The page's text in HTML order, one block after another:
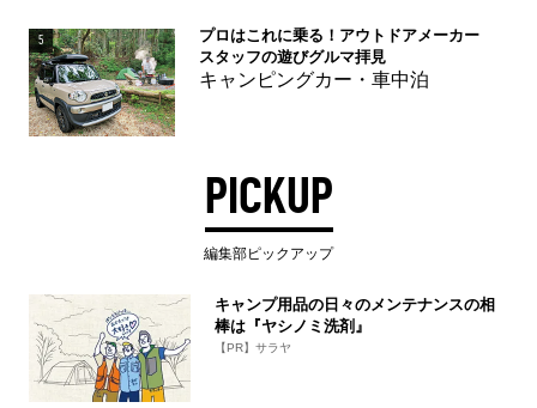
5
プロはこれに乗る！アウトドアメーカー
スタッフの遊びグルマ拝見
キャンピングカー・車中泊
PICKUP
編集部ピックアップ
キャンプ用品の日々のメンテナンスの相
棒は『ヤシノミ洗剤』
【PR】サラヤ